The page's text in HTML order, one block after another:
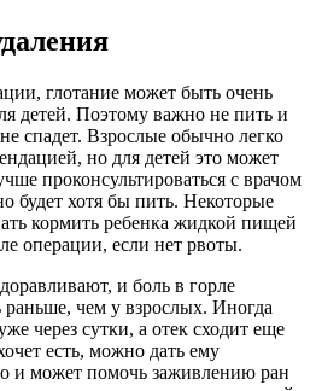
глотание может быть очень
детей. Поэтому важно не пить и
спадет. Взрослые обычно легко
но для детей это может
проконсультироваться с врачом
будет хотя бы пить. Некоторые
кормить ребенка жидкой пищей
операции, если нет рвоты.
и боль в горле
раньше, чем у взрослых. Иногда
через сутки, а отек сходит еще
есть, можно дать ему
и может помочь заживлению ран